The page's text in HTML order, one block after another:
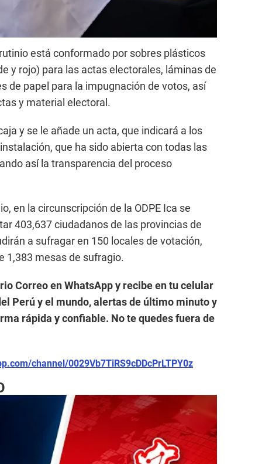
está conformado por sobres plásticos
y rojo) para las actas electorales, láminas de
de papel para la impugnación de votos, así
y material electoral.
y se le añade un acta, que indicará a los
que ha sido abierta con todas las
así la transparencia del proceso
en la circunscripción de la ODPE Ica se
403,637 ciudadanos de las provincias de
a sufragar en 150 locales de votación,
1,383 mesas de sufragio.
Correo en WhatsApp y recibe en tu celular
Perú y el mundo, alertas de último minuto y
rápida y confiable. No te quedes fuera de
channel/0029Vb7TiRS9cDDcPrLTPY0z